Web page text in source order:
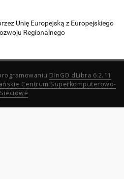
Unię Europejską z Europejskiego
Regionalnego
DInGO dLibra 6.2.11
Centrum Superkomputerowo-
Sieciowe